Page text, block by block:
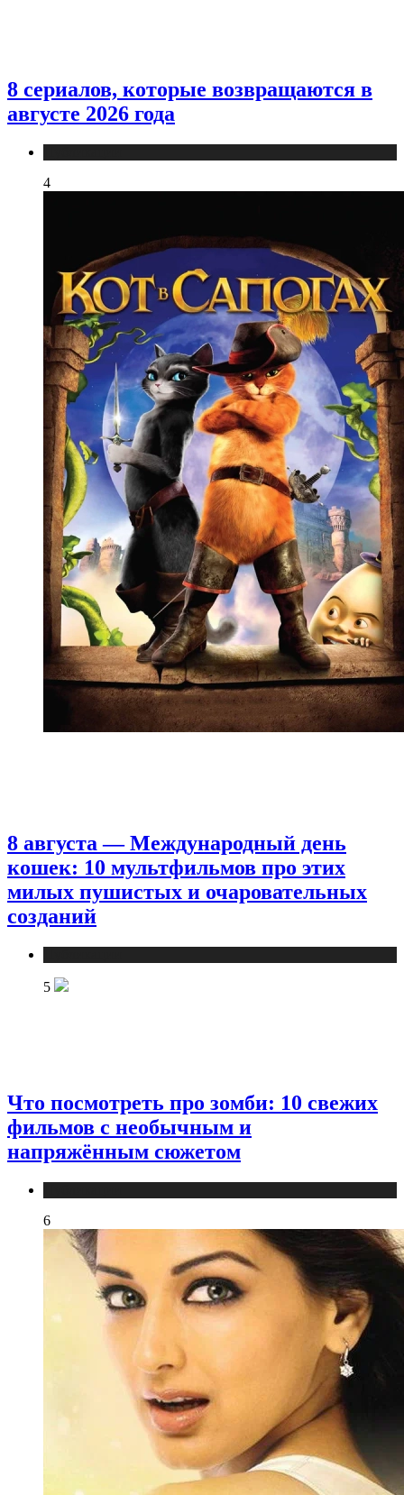
8 сериалов, которые возвращаются в
августе 2026 года
4
8 августа — Международный день
кошек: 10 мультфильмов про этих
милых пушистых и очаровательных
созданий
5
Что посмотреть про зомби: 10 свежих
фильмов с необычным и
напряжённым сюжетом
6